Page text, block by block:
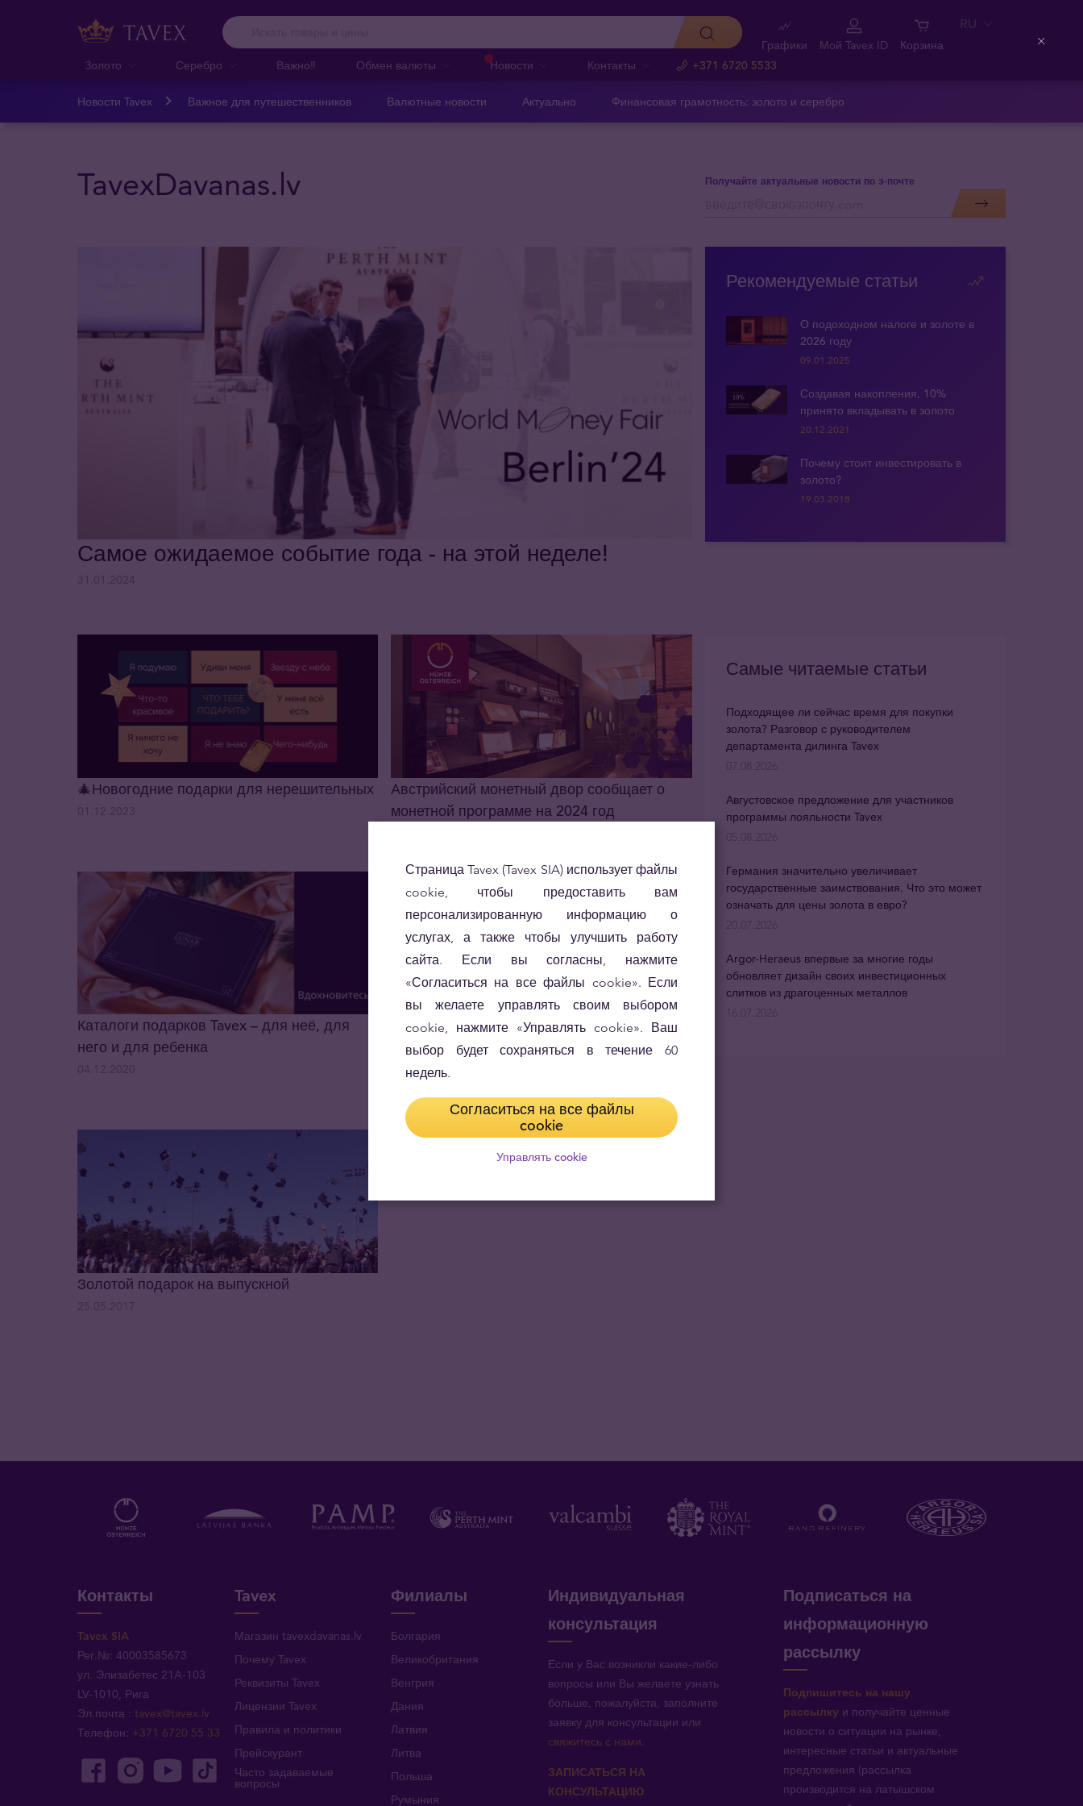
Золото Серебро Важно‼️ Обмен валюты Новости Контакты +371 6720 5533
Графики Мой Tavex ID Корзина
RU
Новости Tavex Важное для путешественников Валютные новости Актуально Финансовая грамотность: золото и серебро
TavexDavanas.lv Получайте актуальные новости по э-почте
Самое ожидаемое событие года - на этой неделе!
Рекомендуемые статьи
О подоходном налоге и золоте в
2026 году
09.01.2025
Создавая накопления, 10%
принято вкладывать в золото
20.12.2021
Почему стоит инвестировать в
золото?
19.03.2018
🎄Новогодние подарки для нерешительных
Австрийский монетный двор сообщает о
монетной программе на 2024 год
Каталоги подарков Tavex – для неё, для
него и для ребенка
10 причин почему стоит подарить
выпускнику золотую или серебряную
монету или слиток
Золотой подарок на выпускной
Самые читаемые статьи
Подходящее ли сейчас время для покупки
золота? Разговор с руководителем
департамента дилинга Tavex
07.08.2026
Августовское предложение для участников
программы лояльности Tavex
Германия значительно увеличивает
государственные заимствования. Что это может
означать для цены золота в евро?
20.07.2026
Argor-Heraeus впервые за многие годы
обновляет дизайн своих инвестиционных
слитков из драгоценных металлов
16.07.2026
Контакты
Tavex SIA
Рег.№: 40003585673
ул. Элизабетес 21A-103
LV-1010, Рига
Эл.почта :tavex@tavex.lv
Телефон: +371 6720 55 33
Tavex
Магазин tavexdavanas.lv
Почему Tavex
Реквизиты Tavex
Лицензии Tavex
Правила и политики
Прейскурант
Часто задаваемые
вопросы
Филиалы
Болгария
Великобритания
Венгрия
Дания
Латвия
Литва
Польша
Румыния
Индивидуальная
консультация
Если у Вас возникли какие-либо
вопросы или Вы желаете узнать
больше, пожалуйста, заполните
заявку для консультации или
свяжитесь с нами.
ЗАПИСАТЬСЯ НА
КОНСУЛЬТАЦИЮ
Подписаться на
информационную
рассылку
Подпишитесь на нашу
рассылку и получайте ценные
новости о ситуации на рынке,
интересные статьи и актуальные
предложения (рассылка
производится на латышском
Страница Tavex (Tavex SIA) использует файлы
cookie, чтобы предоставить вам
персонализированную информацию о
услугах, а также чтобы улучшить работу
сайта. Если вы согласны, нажмите
«Согласиться на все файлы cookie». Если
вы желаете управлять своим выбором
cookie, нажмите «Управлять cookie». Ваш
выбор будет сохраняться в течение 60
недель.
Согласиться на все файлы
cookie
Управлять cookie
Close